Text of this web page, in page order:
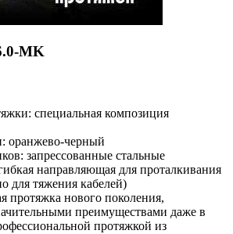
MK
специальная композиция
оранжево-черный
запрессованные стальные
направляющая для проталкивания
для тяжения кабелей)
протяжка нового поколения,
преимуществами даже в
протяжкой из